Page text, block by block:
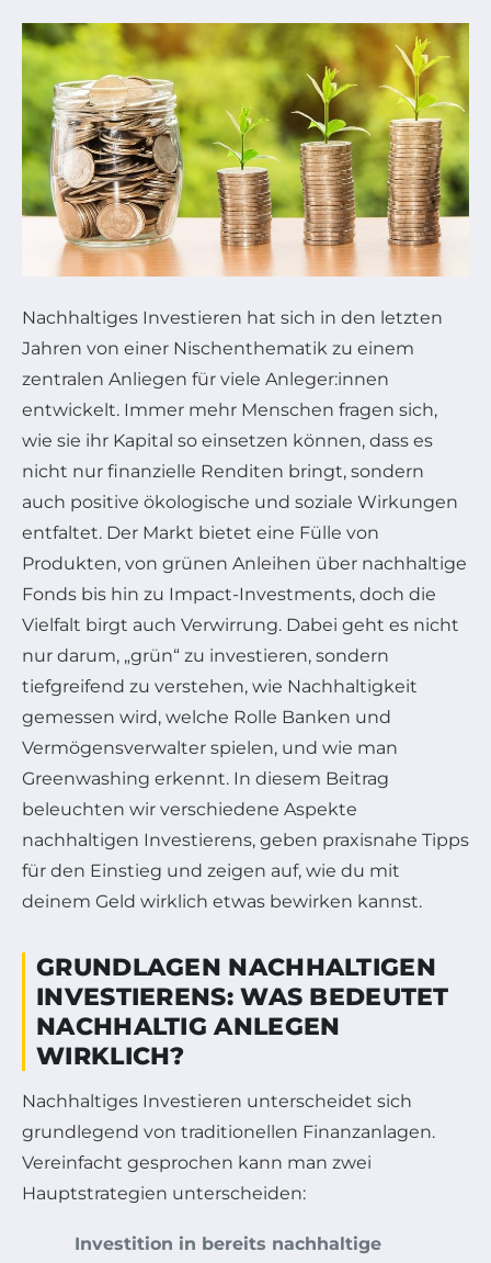
Nachhaltiges Investieren hat sich in den letzten
Jahren von einer Nischenthematik zu einem
zentralen Anliegen für viele Anleger:innen
entwickelt. Immer mehr Menschen fragen sich,
wie sie ihr Kapital so einsetzen können, dass es
nicht nur finanzielle Renditen bringt, sondern
auch positive ökologische und soziale Wirkungen
entfaltet. Der Markt bietet eine Fülle von
Produkten, von grünen Anleihen über nachhaltige
Fonds bis hin zu Impact-Investments, doch die
Vielfalt birgt auch Verwirrung. Dabei geht es nicht
nur darum, „grün“ zu investieren, sondern
tiefgreifend zu verstehen, wie Nachhaltigkeit
gemessen wird, welche Rolle Banken und
Vermögensverwalter spielen, und wie man
Greenwashing erkennt. In diesem Beitrag
beleuchten wir verschiedene Aspekte
nachhaltigen Investierens, geben praxisnahe Tipps
für den Einstieg und zeigen auf, wie du mit
deinem Geld wirklich etwas bewirken kannst.
GRUNDLAGEN NACHHALTIGEN
INVESTIERENS: WAS BEDEUTET
NACHHALTIG ANLEGEN
WIRKLICH?
Nachhaltiges Investieren unterscheidet sich
grundlegend von traditionellen Finanzanlagen.
Vereinfacht gesprochen kann man zwei
Hauptstrategien unterscheiden:
Investition in bereits nachhaltige